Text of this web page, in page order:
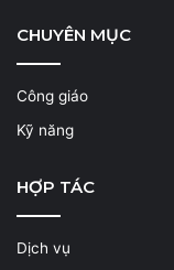
CHUYÊN MỤC
Công giáo
Kỹ năng
HỢP TÁC
Dịch vụ